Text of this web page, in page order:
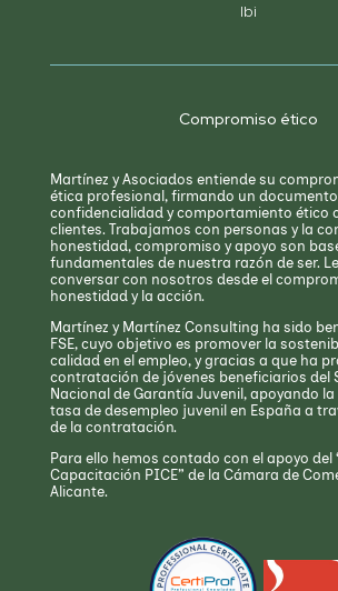
Ibi
Compromiso ético
Martínez y Asociados entiende su
ética profesional, firmando un
confidencialidad y comportamiento ético
clientes. Trabajamos con personas y la
honestidad, compromiso y apoyo son
fundamentales de nuestra razón de ser.
conversar con nosotros desde el
honestidad y la acción.
Martínez y Martínez Consulting ha sido
FSE, cuyo objetivo es promover la
calidad en el empleo, y gracias a que ha
contratación de jóvenes beneficiarios del
Nacional de Garantía Juvenil, apoyando
tasa de desempleo juvenil en España a
de la contratación.
Para ello hemos contado con el apoyo del
Capacitación PICE” de la Cámara de
Alicante.